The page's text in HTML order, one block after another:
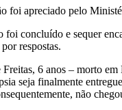
foi apreciado pelo
foi concluído e sequer
respostas.
6 anos – morto
seja finalmente
não